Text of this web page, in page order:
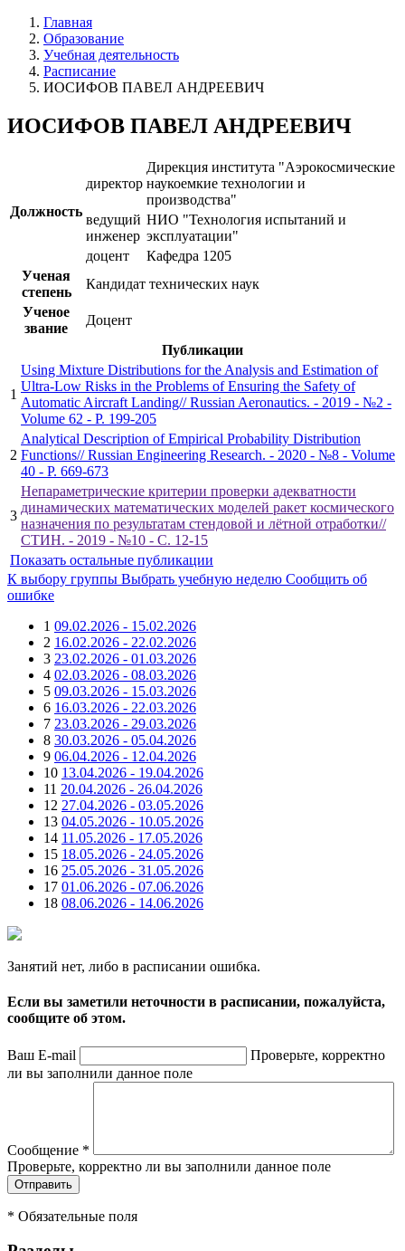
Главная
Образование
Учебная деятельность
Расписание
ИОСИФОВ ПАВЕЛ АНДРЕЕВИЧ
ИОСИФОВ ПАВЕЛ АНДРЕЕВИЧ
Должность
директор
Дирекция института "Аэрокосмические
наукоемкие технологии и
производства"
ведущий
инженер
НИО "Технология испытаний и
эксплуатации"
доцент
Кафедра 1205
Ученая
степень
Кандидат технических наук
Ученое
звание
Доцент
Публикации
1
Using Mixture Distributions for the Analysis and Estimation of
Ultra-Low Risks in the Problems of Ensuring the Safety of
Automatic Aircraft Landing// Russian Aeronautics. - 2019 - №2 -
Volume 62 - P. 199-205
2
Analytical Description of Empirical Probability Distribution
Functions// Russian Engineering Research. - 2020 - №8 - Volume
40 - P. 669-673
3
Непараметрические критерии проверки адекватности
динамических математических моделей ракет космического
назначения по результатам стендовой и лётной отработки//
СТИН. - 2019 - №10 - С. 12-15
Показать остальные публикации
К выбору группы Выбрать учебную неделю Сообщить об
ошибке
1 09.02.2026 - 15.02.2026
2 16.02.2026 - 22.02.2026
3 23.02.2026 - 01.03.2026
4 02.03.2026 - 08.03.2026
5 09.03.2026 - 15.03.2026
6 16.03.2026 - 22.03.2026
7 23.03.2026 - 29.03.2026
8 30.03.2026 - 05.04.2026
9 06.04.2026 - 12.04.2026
10 13.04.2026 - 19.04.2026
11 20.04.2026 - 26.04.2026
12 27.04.2026 - 03.05.2026
13 04.05.2026 - 10.05.2026
14 11.05.2026 - 17.05.2026
15 18.05.2026 - 24.05.2026
16 25.05.2026 - 31.05.2026
17 01.06.2026 - 07.06.2026
18 08.06.2026 - 14.06.2026
Занятий нет, либо в расписании ошибка.
Если вы заметили неточности в расписании, пожалуйста,
сообщите об этом.
Ваш E-mail
Проверьте, корректно
ли вы заполнили данное поле
Сообщение *
Проверьте, корректно ли вы заполнили данное поле
* Обязательные поля